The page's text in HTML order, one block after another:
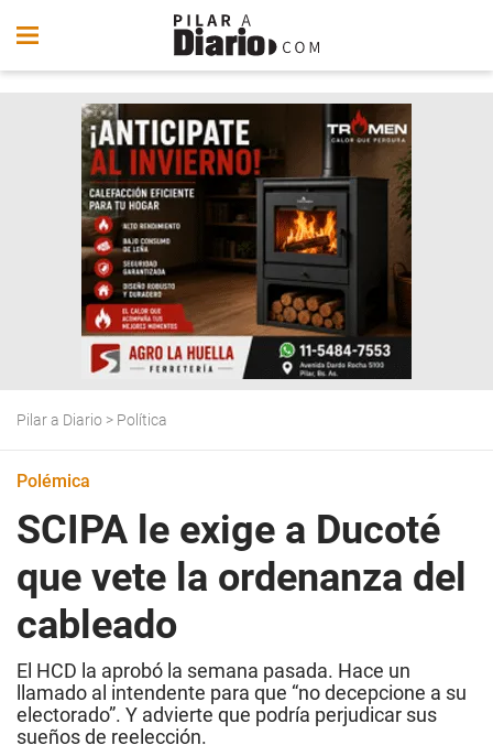
Pilar a Diario > Política
Polémica
SCIPA le exige a Ducoté
que vete la ordenanza del
cableado
El HCD la aprobó la semana pasada. Hace un
llamado al intendente para que “no decepcione a su
electorado”. Y advierte que podría perjudicar sus
sueños de reelección.